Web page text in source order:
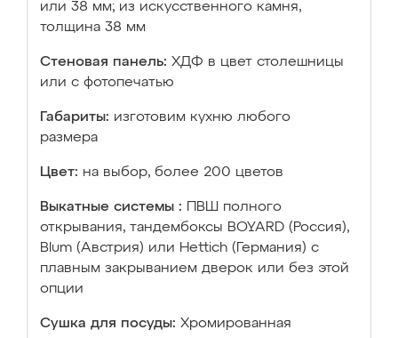
или 38 мм; из искусственного камня,
толщина 38 мм
Стеновая панель: ХДФ в цвет столешницы
или с фотопечатью
Габариты: изготовим кухню любого
размера
Цвет: на выбор, более 200 цветов
Выкатные системы :
ПВШ полного
открывания, тандембоксы BOYARD (Россия),
Blum (Австрия) или Hettich (Германия) с
плавным закрыванием дверок или без этой
опции
Сушка для посуды: Хромированная